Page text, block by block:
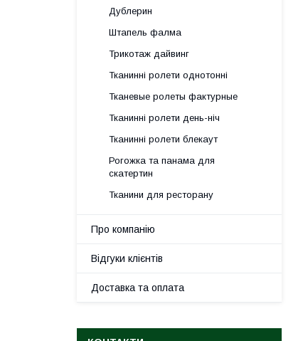
Дублерин
Штапель фалма
Трикотаж дайвинг
Тканинні ролети однотонні
Тканевые ролеты фактурные
Тканинні ролети день-ніч
Тканинні ролети блекаут
Рогожка та панама для
скатертин
Тканини для ресторану
Про компанію
Відгуки клієнтів
Доставка та оплата